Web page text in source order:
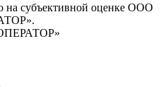
на субъективной оценке ООО